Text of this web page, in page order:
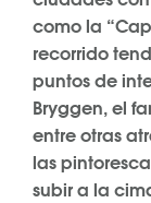
como la
recorrido
puntos de
Bryggen, el
entre otras
las
subir a la